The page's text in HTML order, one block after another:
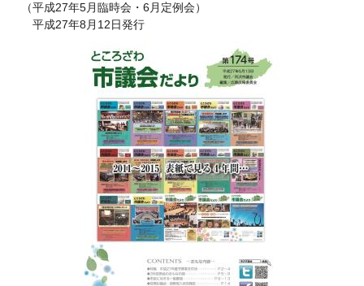
（平成27年5月臨時会・6月定例会）
平成27年8月12日発行